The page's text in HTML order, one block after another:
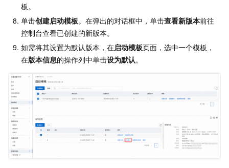
板。
单击创建启动模板。在弹出的对话框中，单击查看新版本前往
控制台查看已创建的新版本。
如需将其设置为默认版本，在启动模板页面，选中一个模板，
在版本信息的操作列中单击设为默认。